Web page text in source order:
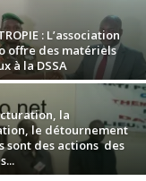
: L’association
offre des matériels
à la DSSA
la
le détournement
sont des actions des